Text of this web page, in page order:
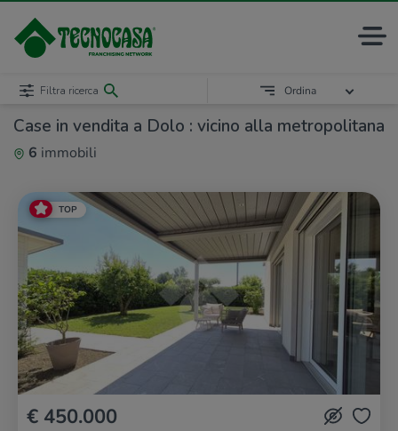
Case in vendita a Dolo : vicino alla metropolitana
6 immobili
Filtra ricerca Ordina
TOP
€ 450.000